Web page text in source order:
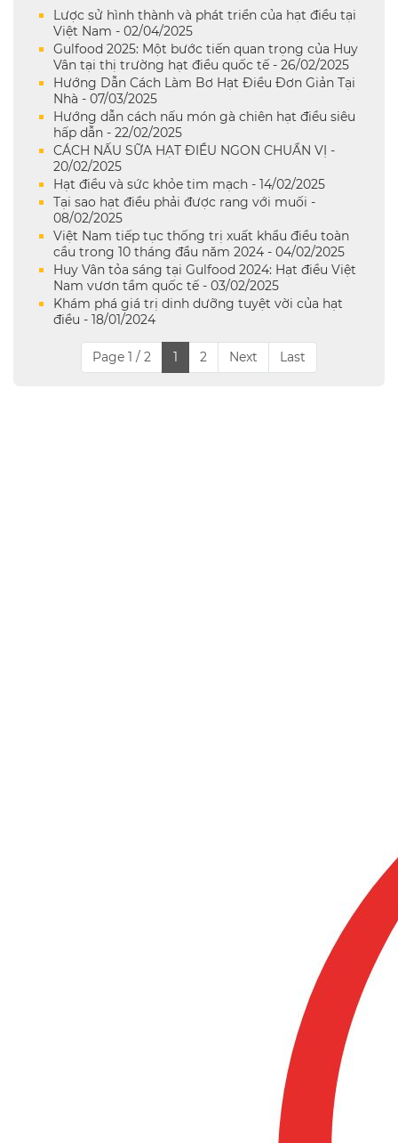
Lược sử hình thành và phát triển của hạt điều tại
Việt Nam - 02/04/2025
Gulfood 2025: Một bước tiến quan trọng của Huy
Vân tại thị trường hạt điều quốc tế - 26/02/2025
Hướng Dẫn Cách Làm Bơ Hạt Điều Đơn Giản Tại
Nhà - 07/03/2025
Hướng dẫn cách nấu món gà chiên hạt điều siêu
hấp dẫn - 22/02/2025
CÁCH NẤU SỮA HẠT ĐIỀU NGON CHUẨN VỊ -
20/02/2025
Hạt điều và sức khỏe tim mạch - 14/02/2025
Tại sao hạt điều phải được rang với muối -
08/02/2025
Việt Nam tiếp tục thống trị xuất khẩu điều toàn
cầu trong 10 tháng đầu năm 2024 - 04/02/2025
Huy Vân tỏa sáng tại Gulfood 2024: Hạt điều Việt
Nam vươn tầm quốc tế - 03/02/2025
Khám phá giá trị dinh dưỡng tuyệt vời của hạt
điều - 18/01/2024
Page 1 / 2 1 2 Next Last